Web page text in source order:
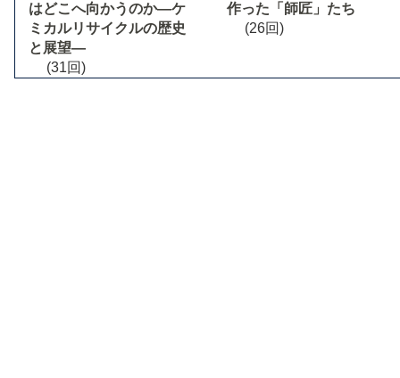
はどこへ向かうのか―ケ
ミカルリサイクルの歴史
と展望―
(31回)
作った「師匠」たち
(26回)